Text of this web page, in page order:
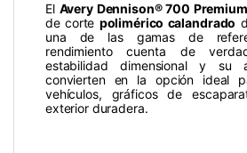
El Avery Dennison® 700
de corte polimérico calandrado
una de las gamas de
rendimiento cuenta de
estabilidad dimensional y su
convierten en la opción ideal
vehículos, gráficos de
exterior duradera.